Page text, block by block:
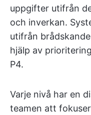
uppgifter utifrån
och inverkan.
utifrån
hjälp av
P4.
Varje nivå har en
teamen att